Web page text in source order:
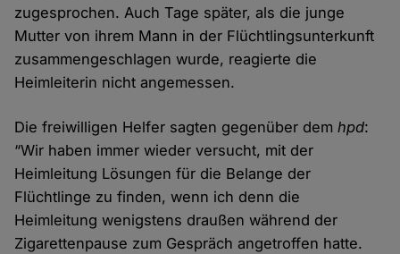
zugesprochen. Auch Tage später, als die junge
Mutter von ihrem Mann in der Flüchtlingsunterkunft
zusammengeschlagen wurde, reagierte die
Heimleiterin nicht angemessen.
Die freiwilligen Helfer sagten gegenüber demhpd:
“Wir haben immer wieder versucht, mit der
Heimleitung Lösungen für die Belange der
Flüchtlinge zu finden, wenn ich denn die
Heimleitung wenigstens draußen während der
Zigarettenpause zum Gespräch angetroffen hatte.